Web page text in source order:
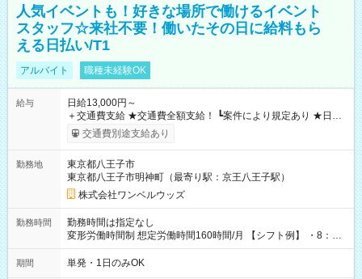
人気イベントも！好きな場所で働けるイベント
スタッフ☆来社不要！働いたその日に給料もら
える日払い/T1
アルバイト 職種未経験OK
給与
日給13,000円～
＋交通費支給 ★交通費全額支給！ ┗案件により規定あり ★日払
いOK！（規定あり） ┗働いたその日に現金GET♪ お仕事後はコ
ンビニATMから 日払い分を引き落とせます！ 【試用期間】試
交通費別途支給あり
勤務地
東京都八王子市
東京都八王子市明神町（最寄り駅：京王八王子駅）
株式会社ワンベルウッズ
勤務時間
勤務時間は指定なし
変形労働時間制 想定労働時間160時間/月 【シフト例】 ・8：00
～21：00
期間 単発・1日のみOK